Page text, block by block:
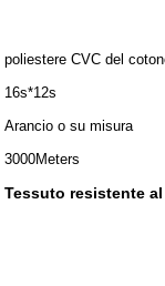
poliestere CVC del
16s*12s
Arancio o su misura
3000Meters
Tessuto resistente